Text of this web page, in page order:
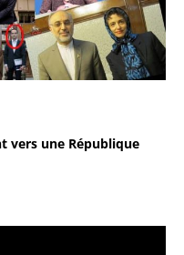
vers une République